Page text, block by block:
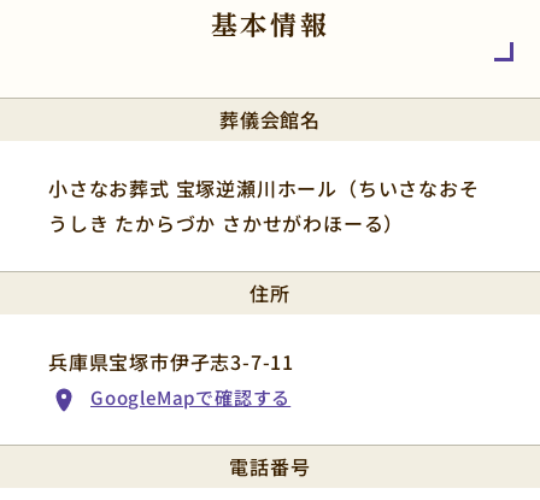
基本情報
葬儀会館名
小さなお葬式 宝塚逆瀬川ホール（ちいさなおそ
うしき たからづか さかせがわほーる）
住所
兵庫県宝塚市伊孑志3-7-11
GoogleMapで確認する
電話番号